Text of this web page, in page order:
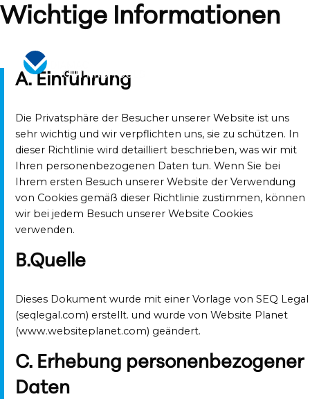
Skip
to
Wichtige Informationen
A. Einführung
Die Privatsphäre der Besucher unserer Website ist uns
sehr wichtig und wir verpflichten uns, sie zu schützen. In
dieser Richtlinie wird detailliert beschrieben, was wir mit
Ihren personenbezogenen Daten tun. Wenn Sie bei
Ihrem ersten Besuch unserer Website der Verwendung
von Cookies gemäß dieser Richtlinie zustimmen, können
wir bei jedem Besuch unserer Website Cookies
verwenden.
B.Quelle
Dieses Dokument wurde mit einer Vorlage von SEQ Legal
(seqlegal.com) erstellt. und wurde von Website Planet
(www.websiteplanet.com) geändert.
C. Erhebung personenbezogener
Daten